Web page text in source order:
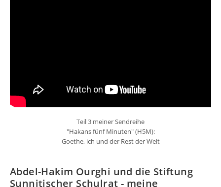
Teil 3 meiner Sendreihe
"Hakans fünf Minuten" (H5M):
Goethe, ich und der Rest der Welt
Abdel-Hakim Ourghi und die Stiftung
Sunnitischer Schulrat - meine